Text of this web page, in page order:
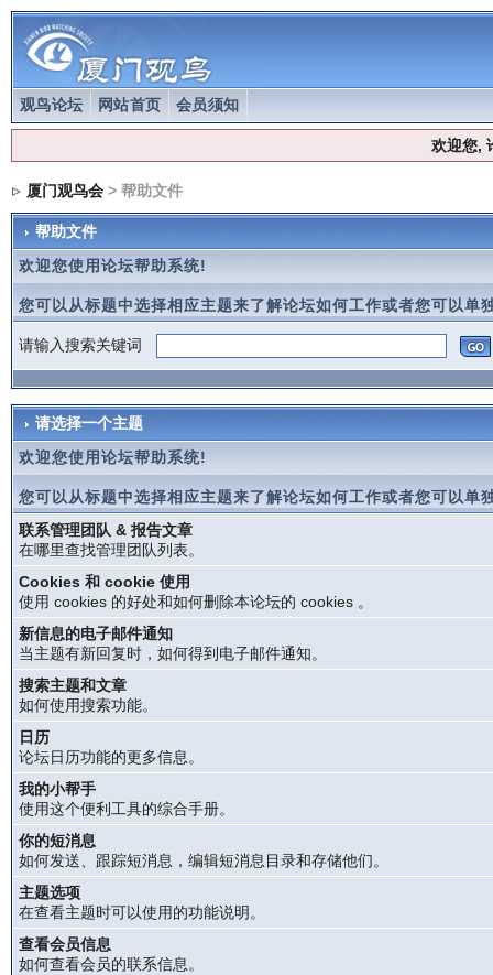
观鸟论坛 网站首页 会员须知
欢迎您,
厦门观鸟会> 帮助文件
帮助文件
欢迎您使用论坛帮助系统!
您可以从标题中选择相应主题来了解论坛如何工作或者您可以单
请输入搜索关键词
请选择一个主题
欢迎您使用论坛帮助系统!
您可以从标题中选择相应主题来了解论坛如何工作或者您可以单
联系管理团队 & 报告文章
在哪里查找管理团队列表。
Cookies 和 cookie 使用
使用 cookies 的好处和如何删除本论坛的 cookies 。
新信息的电子邮件通知
当主题有新回复时，如何得到电子邮件通知。
搜索主题和文章
如何使用搜索功能。
日历
论坛日历功能的更多信息。
我的小帮手
使用这个便利工具的综合手册。
你的短消息
如何发送、跟踪短消息，编辑短消息目录和存储他们。
主题选项
在查看主题时可以使用的功能说明。
查看会员信息
如何查看会员的联系信息。